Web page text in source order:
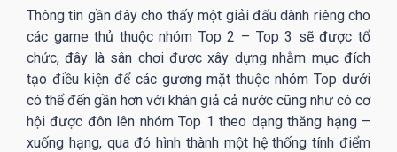
Thông tin gần đây cho thấy một giải đấu dành riêng cho
các game thủ thuộc nhóm Top 2 – Top 3 sẽ được tổ
chức, đây là sân chơi được xây dựng nhằm mục đích
tạo điều kiện để các gương mặt thuộc nhóm Top dưới
có thể đến gần hơn với khán giả cả nước cũng như có cơ
hội được đôn lên nhóm Top 1 theo dạng thăng hạng –
xuống hạng, qua đó hình thành một hệ thống tính điểm